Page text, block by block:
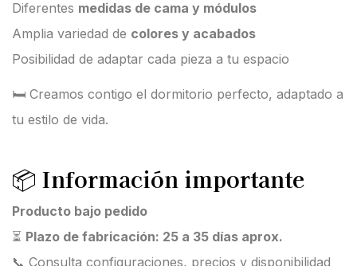
Diferentes medidas de cama y módulos
Amplia variedad de colores y acabados
Posibilidad de adaptar cada pieza a tu espacio
🛏️ Creamos contigo el dormitorio perfecto, adaptado a
tu estilo de vida.
📦 Información importante
Producto bajo pedido
⏳ Plazo de fabricación: 25 a 35 días aprox.
📞 Consulta configuraciones, precios y disponibilidad